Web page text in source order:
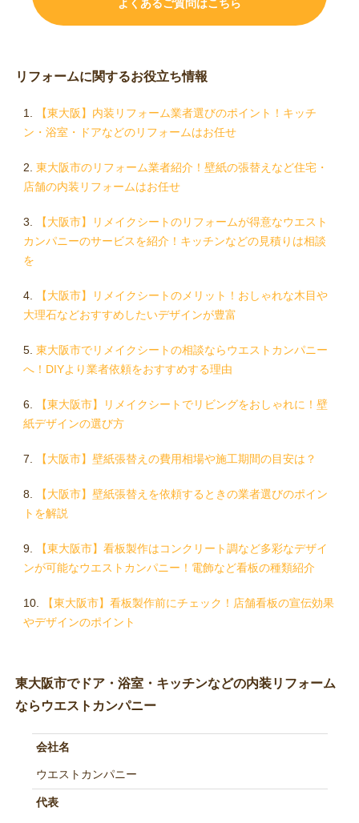
よくあるご質問はこちら
リフォームに関するお役立ち情報
【東大阪】内装リフォーム業者選びのポイント！キッチ
ン・浴室・ドアなどのリフォームはお任せ
東大阪市のリフォーム業者紹介！壁紙の張替えなど住宅・
店舗の内装リフォームはお任せ
【大阪市】リメイクシートのリフォームが得意なウエスト
カンパニーのサービスを紹介！キッチンなどの見積りは相談
を
【大阪市】リメイクシートのメリット！おしゃれな木目や
大理石などおすすめしたいデザインが豊富
東大阪市でリメイクシートの相談ならウエストカンパニー
へ！DIYより業者依頼をおすすめする理由
【東大阪市】リメイクシートでリビングをおしゃれに！壁
紙デザインの選び方
【大阪市】壁紙張替えの費用相場や施工期間の目安は？
【大阪市】壁紙張替えを依頼するときの業者選びのポイン
トを解説
【東大阪市】看板製作はコンクリート調など多彩なデザイ
ンが可能なウエストカンパニー！電飾など看板の種類紹介
【東大阪市】看板製作前にチェック！店舗看板の宣伝効果
やデザインのポイント
東大阪市でドア・浴室・キッチンなどの内装リフォーム
ならウエストカンパニー
会社名
ウエストカンパニー
代表